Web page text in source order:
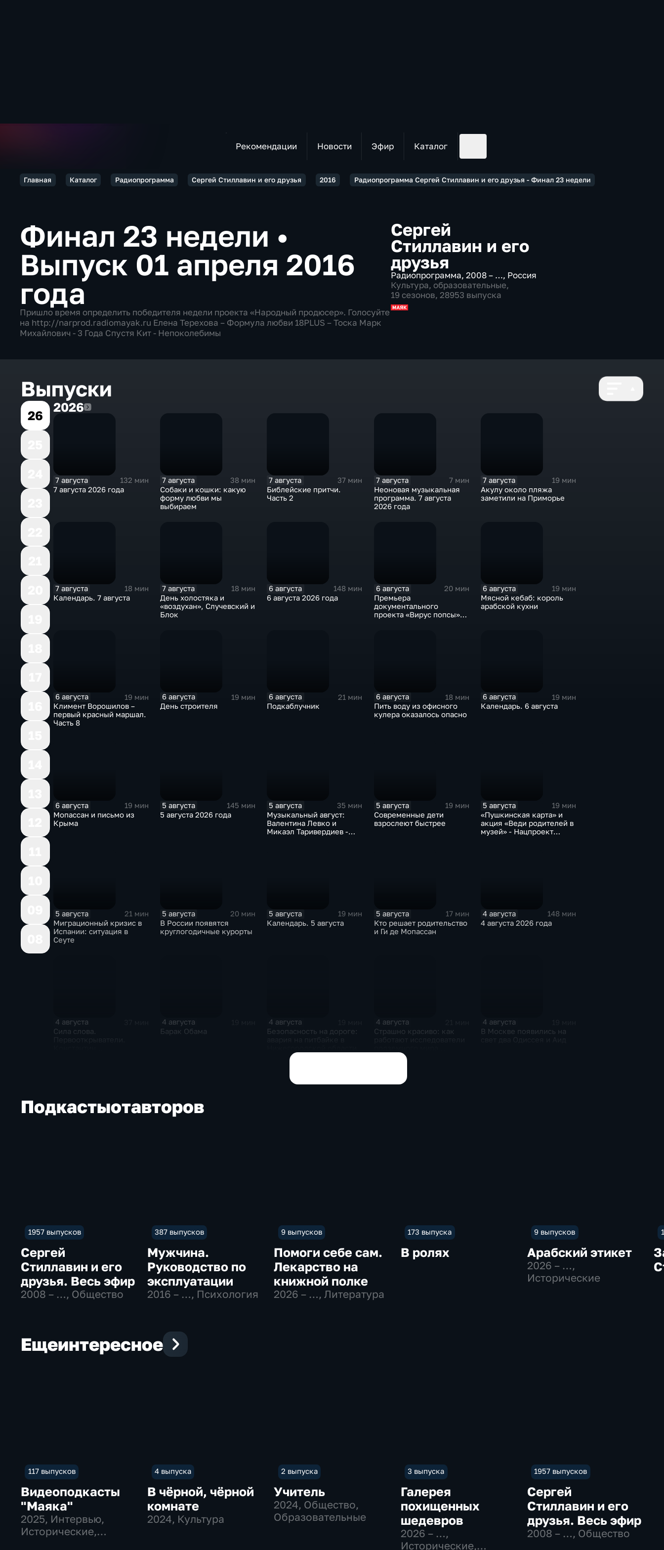
Рекомендации Новости Эфир Каталог
Главная Каталог Радиопрограмма Сергей Стиллавин и его друзья 2016 Радиопрограмма Сергей Стиллавин и его друзья - Финал 23 недели
Финал 23 недели •
Выпуск 01 апреля 2016
года
Пришло время определить победителя недели проекта «Народный продюсер». Голосуйте
на http://narprod.radiomayak.ru Елена Терехова – Формула любви 18PLUS – Тоска Марк
Михайлович - 3 Года Спустя Кит - Непоколебимы
Сергей
Стиллавин и его
друзья
Радиопрограмма, 2008 – …, Россия
Культура, образовательные,
19 сезонов, 28953 выпуска
Выпуски
26
20262026
7 августа
132 мин
7 августа 2026 года
7 августа
38 мин
Собаки и кошки: какую
форму любви мы
выбираем
7 августа
37 мин
Библейские притчи.
Часть 2
7 августа
7 мин
Неоновая музыкальная
программа. 7 августа
2026 года
7 августа
19 мин
Акулу около пляжа
заметили на Приморье
7 августа
18 мин
Календарь. 7 августа
7 августа
18 мин
День холостяка и
«воздухан», Случевский и
Блок
6 августа
148 мин
6 августа 2026 года
6 августа
20 мин
Премьера
документального
проекта «Вирус попсы»
6 августа
19 мин
Мясной кебаб: король
арабской кухни
6 августа
19 мин
Климент Ворошилов –
первый красный маршал.
Часть 8
6 августа
19 мин
День строителя
6 августа
21 мин
Подкаблучник
6 августа
18 мин
Пить воду из офисного
кулера оказалось опасно
6 августа
19 мин
Календарь. 6 августа
6 августа
19 мин
Мопассан и письмо из
Крыма
5 августа
145 мин
5 августа 2026 года
5 августа
35 мин
Музыкальный август:
Валентина Левко и
Микаэл Таривердиев -
5 августа
19 мин
Современные дети
взрослеют быстрее
5 августа
19 мин
«Пушкинская карта» и
акция «Веди родителей в
музей» - Нацпроект
5 августа
21 мин
Миграционный кризис в
Испании: ситуация в
Сеуте
5 августа
20 мин
В России появятся
круглогодичные курорты
5 августа
19 мин
Календарь. 5 августа
5 августа
17 мин
Кто решает родительство
и Ги де Мопассан
4 августа
148 мин
4 августа 2026 года
4 августа
Сила слова.
4 августа
Барак Обама
4 августа
Безопасность на дороге:
4 августа
Страшно красиво: как
спелеологи
4 августа
В Москве появились на
Подкастыотавторов
1957 выпусков
Сергей
Стиллавин и его
друзья. Весь эфир
2008 – …, Общество
387 выпусков
Мужчина.
Руководство по
эксплуатации
2016 – …, Психология
9 выпусков
Помоги себе сам.
Лекарство на
книжной полке
2026 – …, Литература
173 выпуска
В ролях
9 выпусков
Арабский этикет
2026 – …,
Исторические
Ещеинтересное
117 выпусков
Видеоподкасты
"Маяка"
2025, Интервью,
Исторические,
4 выпуска
В чёрной, чёрной
комнате
2024, Культура
2 выпуска
Учитель
2024, Общество,
Образовательные
3 выпуска
Галерея
похищенных
шедевров
2026 – …,
Исторические,
1957 выпусков
Сергей
Стиллавин и его
друзья. Весь эфир
2008 – …, Общество